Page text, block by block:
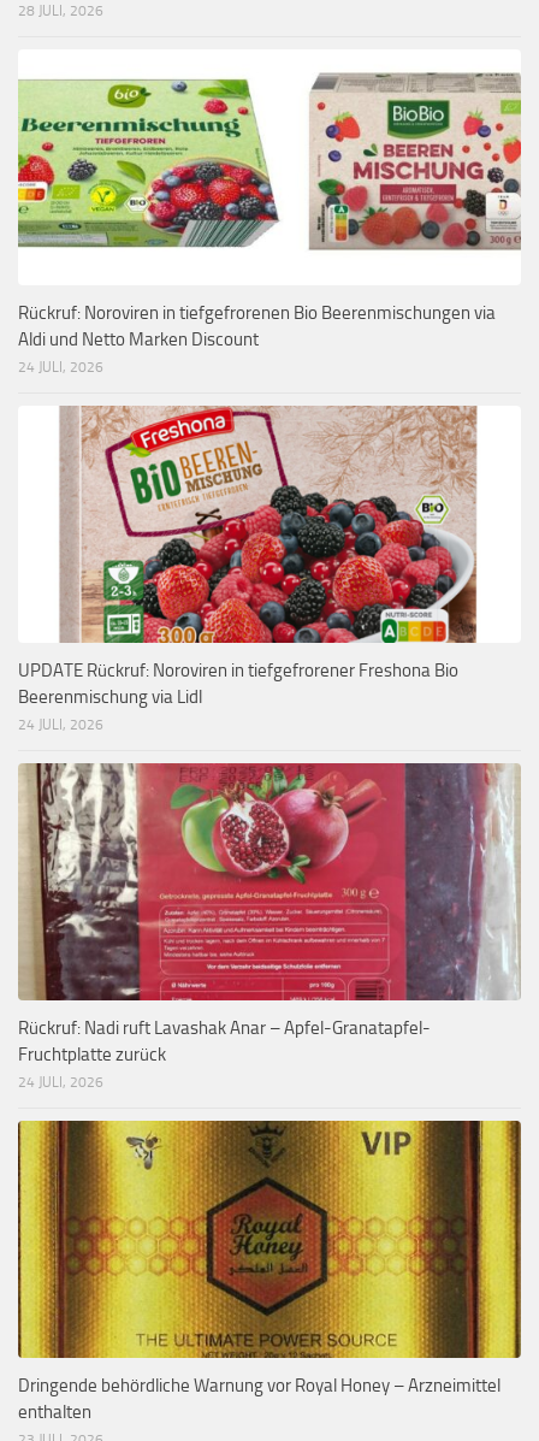
28 JULI, 2026
Rückruf: Noroviren in tiefgefrorenen Bio Beerenmischungen via
Aldi und Netto Marken Discount
24 JULI, 2026
UPDATE Rückruf: Noroviren in tiefgefrorener Freshona Bio
Beerenmischung via Lidl
24 JULI, 2026
Rückruf: Nadi ruft Lavashak Anar – Apfel-Granatapfel-
Fruchtplatte zurück
24 JULI, 2026
Dringende behördliche Warnung vor Royal Honey – Arzneimittel
enthalten